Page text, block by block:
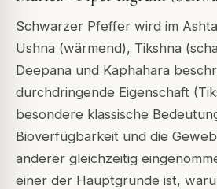
Schwarzer Pfeffer wird im
Ushna (wärmend), Tikshna
Deepana und Kaphahara
durchdringende Eigenschaft
besondere klassische
Bioverfügbarkeit und die
anderer gleichzeitig
einer der Hauptgründe ist,